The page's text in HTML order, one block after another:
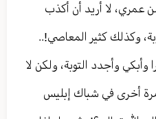
عمري، لا أريد أن أكذب
وكذلك كثير المعاصي!..
وأبكي وأجدد التوبة، ولكن لا
مرة أخرى في شباك إبليس